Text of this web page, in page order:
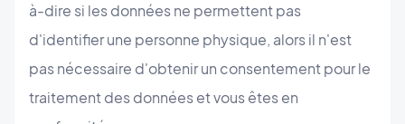
à-dire si les données ne permettent pas
d'identifier une personne physique, alors il n'est
pas nécessaire d'obtenir un consentement pour le
traitement des données et vous êtes en